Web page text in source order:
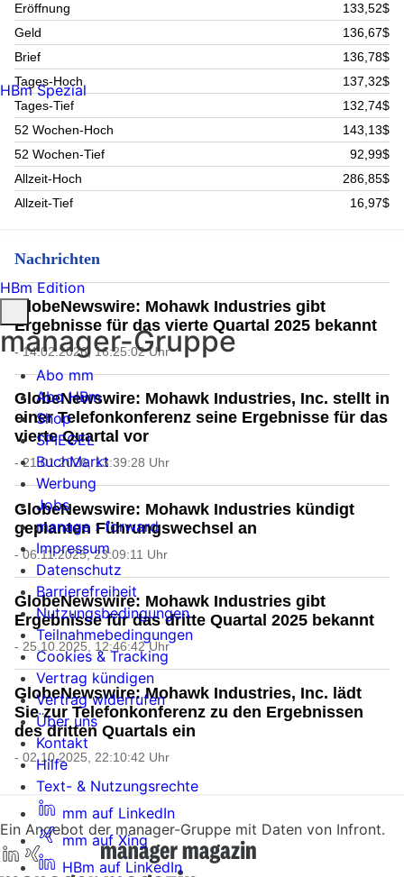
Eröffnung
133,52$
Geld
136,67$
Brief
136,78$
Tages-Hoch
137,32$
Tages-Tief
132,74$
52 Wochen-Hoch
143,13$
52 Wochen-Tief
92,99$
Allzeit-Hoch
286,85$
Allzeit-Tief
16,97$
Nachrichten
GlobeNewswire: Mohawk Industries gibt
Ergebnisse für das vierte Quartal 2025 bekannt
- 14.02.2026, 16:25:02 Uhr
GlobeNewswire: Mohawk Industries, Inc. stellt in
einer Telefonkonferenz seine Ergebnisse für das
vierte Quartal vor
- 21.01.2026, 13:39:28 Uhr
GlobeNewswire: Mohawk Industries kündigt
geplanten Führungswechsel an
- 06.11.2025, 23:09:11 Uhr
GlobeNewswire: Mohawk Industries gibt
Ergebnisse für das dritte Quartal 2025 bekannt
- 25.10.2025, 12:46:42 Uhr
GlobeNewswire: Mohawk Industries, Inc. lädt
Sie zur Telefonkonferenz zu den Ergebnissen
des dritten Quartals ein
- 02.10.2025, 22:10:42 Uhr
Ein Angebot der manager-Gruppe mit Daten von Infront.
HBm Spezial
HBm Edition
manager-Gruppe
Abo mm
Abo HBm
Shop
SPIEGEL
BuchMarkt
Werbung
Jobs
manage › forward
Impressum
Datenschutz
Barrierefreiheit
Nutzungsbedingungen
Teilnahmebedingungen
Cookies & Tracking
Vertrag kündigen
Vertrag widerrufen
Über uns
Kontakt
Hilfe
Text- & Nutzungsrechte
mm auf LinkedIn
mm auf Xing
HBm auf LinkedIn